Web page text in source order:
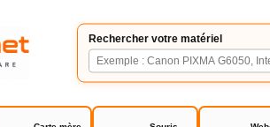
Rechercher votre matériel